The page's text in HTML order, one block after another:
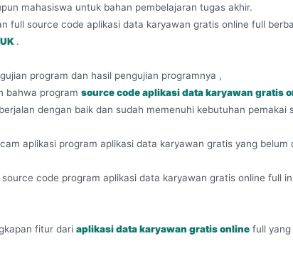
mahasiswa untuk bahan pembelajaran tugas akhir.
full source code aplikasi data karyawan gratis online full
.
program dan hasil pengujian programnya ,
bahwa program source code aplikasi data karyawan gratis
dengan baik dan sudah memenuhi kebutuhan pemakai
aplikasi program aplikasi data karyawan gratis yang belum
code program aplikasi data karyawan gratis online full
fitur dari aplikasi data karyawan gratis online full yang